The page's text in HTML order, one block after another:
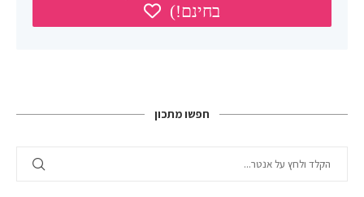
חפשו מתכון